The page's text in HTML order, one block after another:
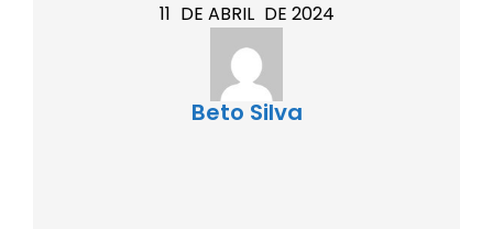
11 DE ABRIL DE 2024
Beto Silva